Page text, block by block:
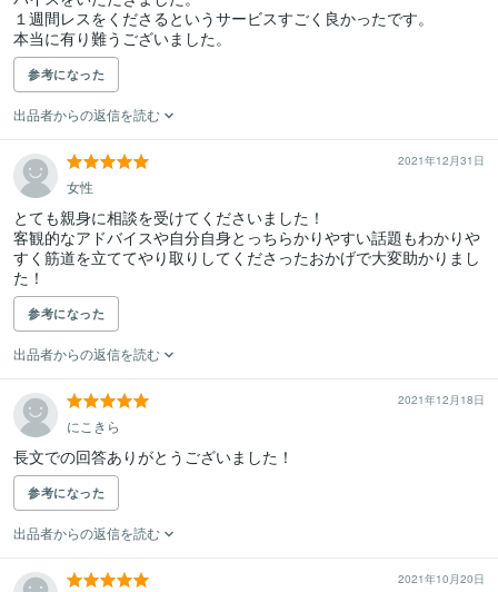
１週間レスをくださるというサービスすごく良かったです。
参考になった
出品者からの返信を読む
2021年12月31日
女性
とても親身に相談を受けてくださいました！
客観的なアドバイスや自分自身とっちらかりやすい話題もわかりや
すく筋道を立ててやり取りしてくださったおかげで大変助かりまし
た！
参考になった
出品者からの返信を読む
2021年12月18日
にこきら
長文での回答ありがとうございました！
参考になった
出品者からの返信を読む
2021年10月20日